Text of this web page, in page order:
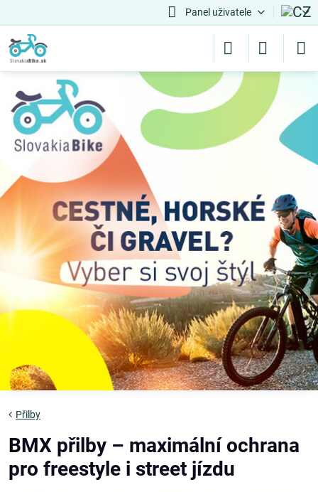
Panel uživatele
Přilby
BMX přilby – maximální ochrana
pro freestyle i street jízdu